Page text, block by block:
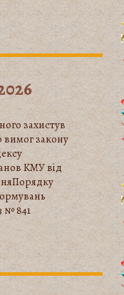
захистув
вимог закону
KMУ від
№ 841